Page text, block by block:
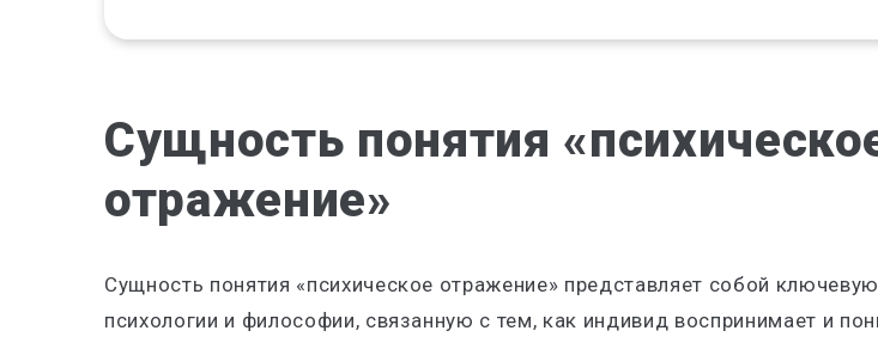
Сущность понятия
отражение»
Сущность понятия «психическое отражение» представляет собой
психологии и философии, связанную с тем, как индивид воспринимает и